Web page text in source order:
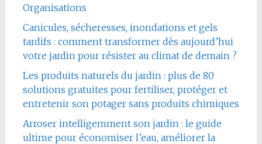
Organisations
Canicules, sécheresses, inondations et gels
tardifs : comment transformer dès aujourd’hui
votre jardin pour résister au climat de demain ?
Les produits naturels du jardin : plus de 80
solutions gratuites pour fertiliser, protéger et
entretenir son potager sans produits chimiques
Arroser intelligemment son jardin : le guide
ultime pour économiser l’eau, améliorer la